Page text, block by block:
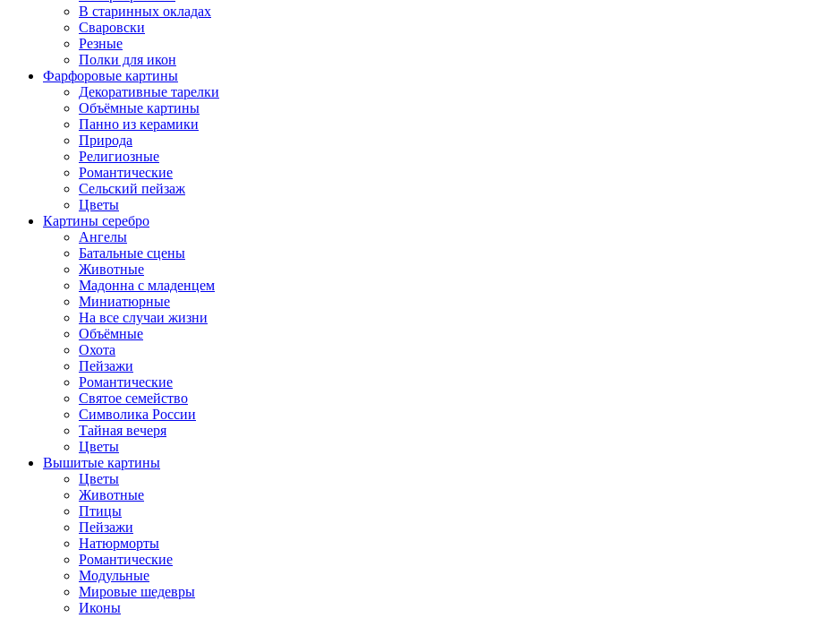
В старинных окладах
Сваровски
Резные
Полки для икон
Фарфоровые картины
Декоративные тарелки
Объёмные картины
Панно из керамики
Природа
Религиозные
Романтические
Сельский пейзаж
Цветы
Картины серебро
Ангелы
Батальные сцены
Животные
Мадонна с младенцем
Миниатюрные
На все случаи жизни
Объёмные
Охота
Пейзажи
Романтические
Святое семейство
Символика России
Тайная вечеря
Цветы
Вышитые картины
Цветы
Животные
Птицы
Пейзажи
Натюрморты
Романтические
Модульные
Мировые шедевры
Иконы